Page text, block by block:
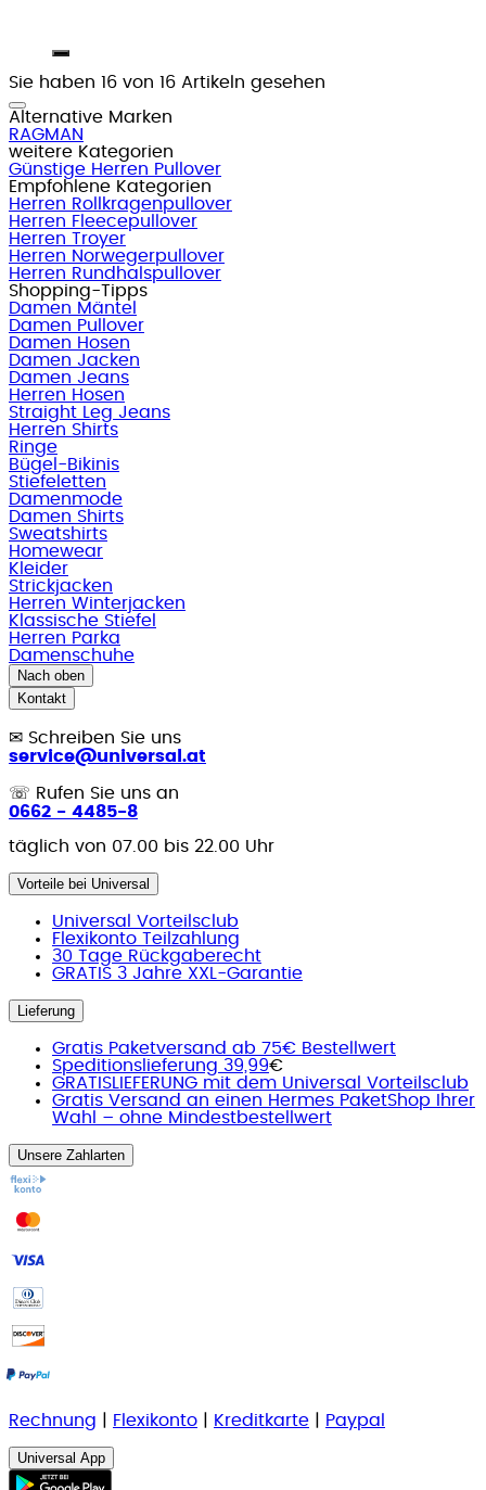
Sie haben 16 von 16 Artikeln gesehen
Alternative Marken
RAGMAN
weitere Kategorien
Günstige Herren Pullover
Empfohlene Kategorien
Herren Rollkragenpullover
Herren Fleecepullover
Herren Troyer
Herren Norwegerpullover
Herren Rundhalspullover
Shopping-Tipps
Damen Mäntel
Damen Pullover
Damen Hosen
Damen Jacken
Damen Jeans
Herren Hosen
Straight Leg Jeans
Herren Shirts
Ringe
Bügel-Bikinis
Stiefeletten
Damenmode
Damen Shirts
Sweatshirts
Homewear
Kleider
Strickjacken
Herren Winterjacken
Klassische Stiefel
Herren Parka
Damenschuhe
Nach oben
Kontakt
✉ Schreiben Sie uns
service@universal.at
☏ Rufen Sie uns an
0662 - 4485-8
täglich von 07.00 bis 22.00 Uhr
Vorteile bei Universal
Universal Vorteilsclub
Flexikonto Teilzahlung
30 Tage Rückgaberecht
GRATIS 3 Jahre XXL-Garantie
Lieferung
Gratis Paketversand ab 75€ Bestellwert
Speditionslieferung 39,99€
GRATISLIEFERUNG mit dem Universal Vorteilsclub
Gratis Versand an einen Hermes PaketShop Ihrer
Wahl – ohne Mindestbestellwert
Unsere Zahlarten
Rechnung Flexikonto Kreditkarte Paypal
Universal App